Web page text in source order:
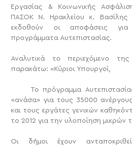
Εργασίας & Κοινωνικής
ΠΑΣΟΚ Ν. Ηρακλείου κ. Βασίλης
εκδοθούν οι αποφάσεις
προγράμματα Αυτεπιστασίας.
Αναλυτικά το περιεχόμενο
παρακάτω: «Κύριοι Υπουργοί,
Το πρόγραμμα Αυτεπιστασίας
«ανάσα» για τους 35000 ανέργους
και τους εργάτες γενικών
το 2012 για την υλοποίηση μικρών
Οι δήμοι έχουν